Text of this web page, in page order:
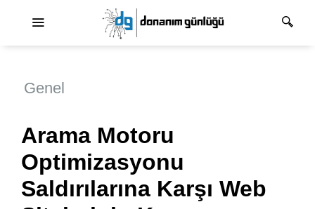
Genel
Arama Motoru
Optimizasyonu
Saldırılarına Karşı Web